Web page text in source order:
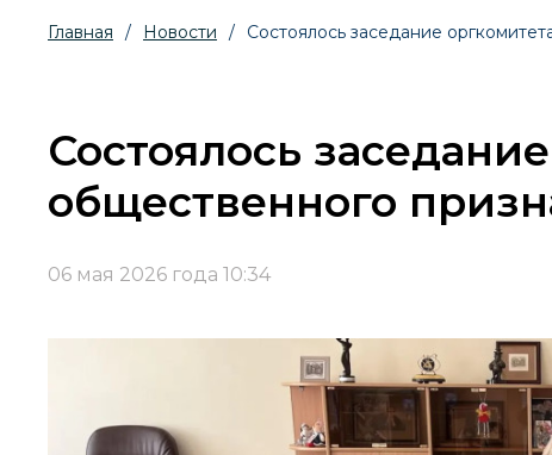
Главная / Новости / Состоялось заседание
Состоялось
общественного
06 мая 2026 года 10:34